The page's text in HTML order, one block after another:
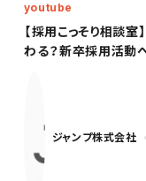
【採用こっそり相談
わる？新卒採用活動
youtube
ジャンプ株式会社